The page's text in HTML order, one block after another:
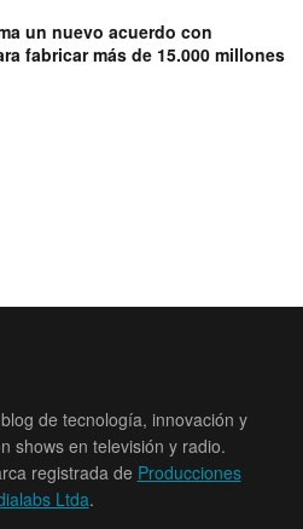
un nuevo acuerdo con
fabricar más de 15.000 millones
de tecnología, innovación y
shows en televisión y radio.
registrada de Producciones
Ltda.